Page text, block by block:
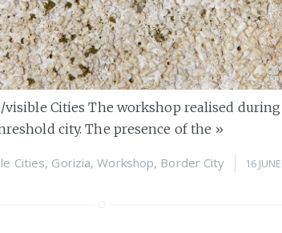
Cities The workshop realised
city. The presence of the »
Cities, Gorizia,Workshop, Border City 16